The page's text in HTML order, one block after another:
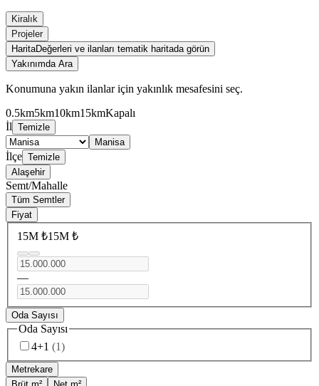
Kiralık
Projeler
HaritaDeğerleri ve ilanları tematik haritada görün
Yakınımda Ara
Konumuna yakın ilanlar için yakınlık mesafesini seç.
0.5km5km10km15kmKapalı
İl Temizle
Manisa
İlçe Temizle
Alaşehir
Semt/Mahalle
Tüm Semtler
Fiyat
15M ₺15M ₺
—
Oda Sayısı
Oda Sayısı
4+1 (1)
Metrekare